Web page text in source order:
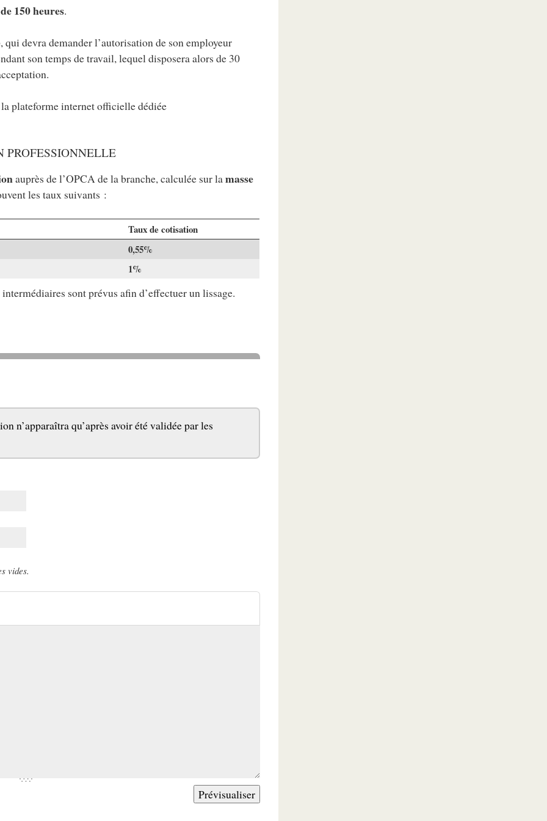
150 heures.
, qui devra demander l’autorisation de son employeur
son temps de travail, lequel disposera alors de 30
plateforme internet officielle dédiée
auprès de l’OPCA de la branche, calculée sur lamasse
les taux suivants :
Taux de cotisation
0,55%
1%
sont prévus afin d’effectuer un lissage.
n’apparaîtra qu’après avoir été validée par les
vides.